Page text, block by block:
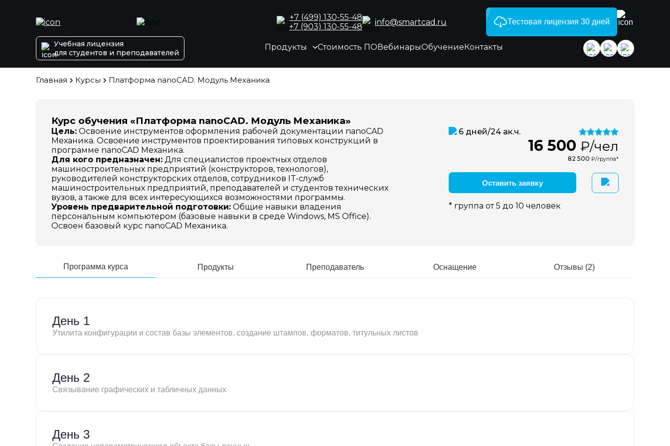
+7 (499) 130-55-48
+7 (903) 130-55-48
info@smartcad.ru Тестовая лицензия 30 дней
Учебная лицензия
для студентов и преподавателей
Продукты Стоимость ПОВебинарыОбучениеКонтакты
Главная Курсы Платформа nanoCAD. Модуль Механика
Курс обучения «Платформа nanoCAD. Модуль Механика»
Цель: Освоение инструментов оформления рабочей документации nanoCAD
Механика. Освоение инструментов проектирования типовых конструкций в
программе nanoCAD Механика.
Для кого предназначен: Для специалистов проектных отделов
машиностроительных предприятий (конструкторов, технологов),
руководителей конструкторских отделов, сотрудников IT-служб
машиностроительных предприятий, преподавателей и студентов технических
вузов, а также для всех интересующихся возможностями программы.
Уровень предварительной подготовки: Общие навыки владения
персональным компьютером (базовые навыки в среде Windows, MS Office).
Освоен базовый курс nanoCAD Механика.
6 дней/24 ак.ч.
16 500 ₽/чел
82 500 ₽/группа*
Оставить заявку
* группа от 5 до 10 человек
Программа курса Продукты Преподаватель Оснащение Отзывы (2)
День 1
Утилита конфигурации и состав базы элементов, создание штампов, форматов, титульных листов
День 2
Связывание графических и табличных данных
День 3